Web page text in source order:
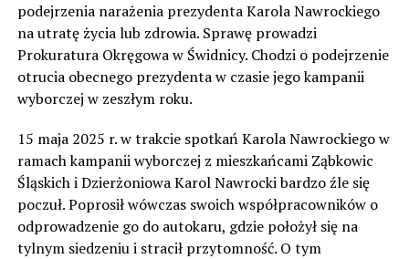
podejrzenia narażenia prezydenta Karola Nawrockiego
na utratę życia lub zdrowia. Sprawę prowadzi
Prokuratura Okręgowa w Świdnicy. Chodzi o podejrzenie
otrucia obecnego prezydenta w czasie jego kampanii
wyborczej w zeszłym roku.
15 maja 2025 r. w trakcie spotkań Karola Nawrockiego w
ramach kampanii wyborczej z mieszkańcami Ząbkowic
Śląskich i Dzierżoniowa Karol Nawrocki bardzo źle się
poczuł. Poprosił wówczas swoich współpracowników o
odprowadzenie go do autokaru, gdzie położył się na
tylnym siedzeniu i stracił przytomność. O tym